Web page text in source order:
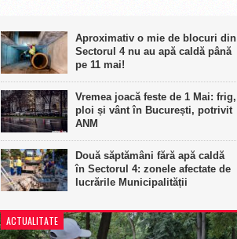
Aproximativ o mie de blocuri din
Sectorul 4 nu au apă caldă până
pe 11 mai!
Vremea joacă feste de 1 Mai: frig,
ploi și vânt în București, potrivit
ANM
Două săptămâni fără apă caldă
în Sectorul 4: zonele afectate de
lucrările Municipalității
ACTUALITATE